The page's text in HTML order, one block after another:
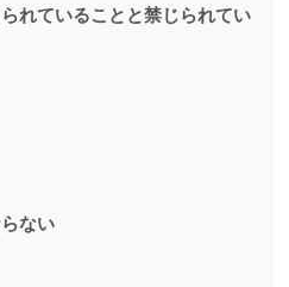
れていることと禁じられてい
ない